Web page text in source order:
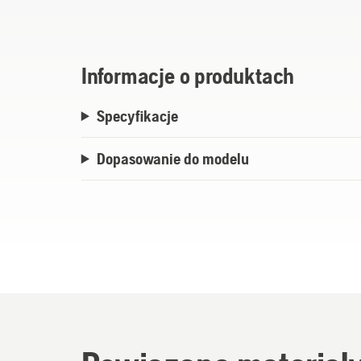
Informacje o produktach
Specyfikacje
Dopasowanie do modelu